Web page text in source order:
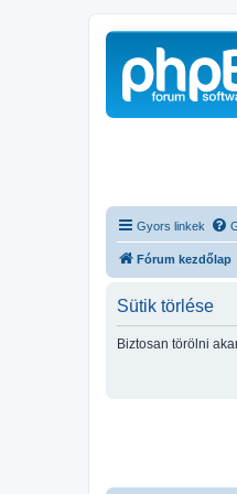
Gyors linkek
Fórum kezdőlap
Sütik törlése
Biztosan törölni